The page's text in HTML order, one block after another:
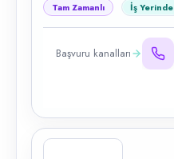
Tam Zamanlı İş Yerinde
Başvuru kanalları